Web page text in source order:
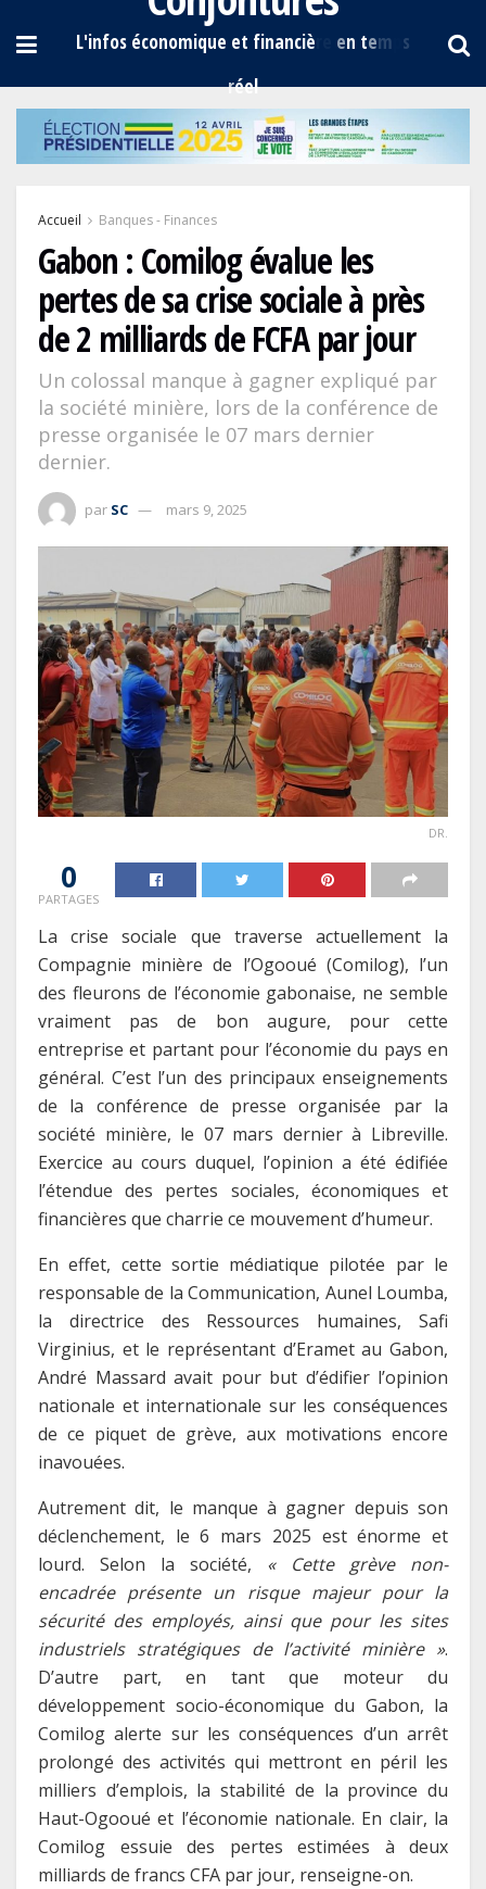
Accueil Banques - Finances
Gabon : Comilog évalue les
pertes de sa crise sociale à près
de 2 milliards de FCFA par jour
Un colossal manque à gagner expliqué par
la société minière, lors de la conférence de
presse organisée le 07 mars dernier
dernier.
par SC mars 9, 2025
DR.
0
PARTAGES
La crise sociale que traverse actuellement la
Compagnie minière de l’Ogooué (Comilog), l’un
des fleurons de l’économie gabonaise, ne semble
vraiment pas de bon augure, pour cette
entreprise et partant pour l’économie du pays en
général. C’est l’un des principaux enseignements
de la conférence de presse organisée par la
société minière, le 07 mars dernier à Libreville.
Exercice au cours duquel, l’opinion a été édifiée
l’étendue des pertes sociales, économiques et
financières que charrie ce mouvement d’humeur.
En effet, cette sortie médiatique pilotée par le
responsable de la Communication, Aunel Loumba,
la directrice des Ressources humaines, Safi
Virginius, et le représentant d’Eramet au Gabon,
André Massard avait pour but d’édifier l’opinion
nationale et internationale sur les conséquences
de ce piquet de grève, aux motivations encore
inavouées.
Autrement dit, le manque à gagner depuis son
déclenchement, le 6 mars 2025 est énorme et
lourd. Selon la société, « Cette grève non-
encadrée présente un risque majeur pour la
sécurité des employés, ainsi que pour les sites
industriels stratégiques de l’activité minière ».
D’autre part, en tant que moteur du
développement socio-économique du Gabon, la
Comilog alerte sur les conséquences d’un arrêt
prolongé des activités qui mettront en péril les
milliers d’emplois, la stabilité de la province du
Haut-Ogooué et l’économie nationale. En clair, la
Comilog essuie des pertes estimées à deux
milliards de francs CFA par jour, renseigne-on.